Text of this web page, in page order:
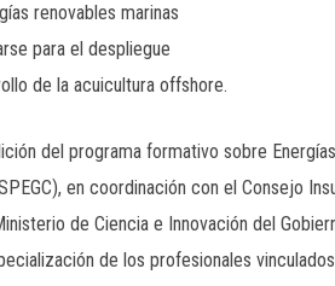
renovables marinas
para el despliegue
de la acuicultura offshore.
del programa formativo sobre
en coordinación con el Consejo
de Ciencia e Innovación del
de los profesionales